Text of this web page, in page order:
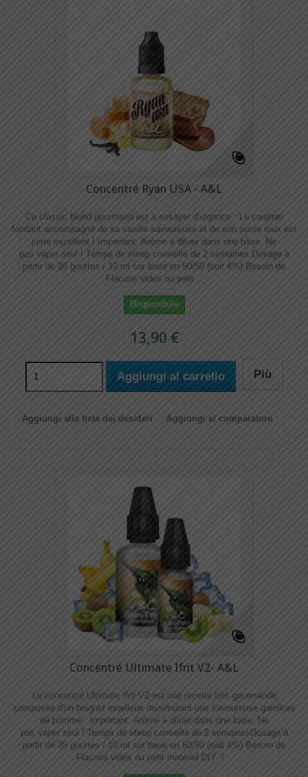
Concentré Ryan USA - A&L
Ce classic blond gourmand est à essayer d'urgence : Le caramel
fondant accompagné de sa vanille savoureuse et de son sucre roux est
juste excellent ! Important: Arôme à diluer dans une base. Ne
pas vaper seul ! Temps de steep conseillé de 2 semaines Dosage à
partir de 26 gouttes / 10 ml sur base en 50/50 (soit 4%) Besoin de
Flacons vides ou petit...
Disponibile
13,90 €
Aggiungi al carrello Più
Aggiungi alla lista dei desideri Aggiungi al comparatore
Concentré Ultimate Ifrit V2- A&L
Le concentré Ultimate Ifrit V2 est une recette très gourmande
composée d'un beignet moelleux dissimulant une savoureuse garniture
de pomme. Important: Arôme à diluer dans une base. Ne
pas vaper seul ! Temps de steep conseillé de 2 semainesDosage à
partir de 26 gouttes / 10 ml sur base en 50/50 (soit 4%) Besoin de
Flacons vides ou petit matériel DIY ?...